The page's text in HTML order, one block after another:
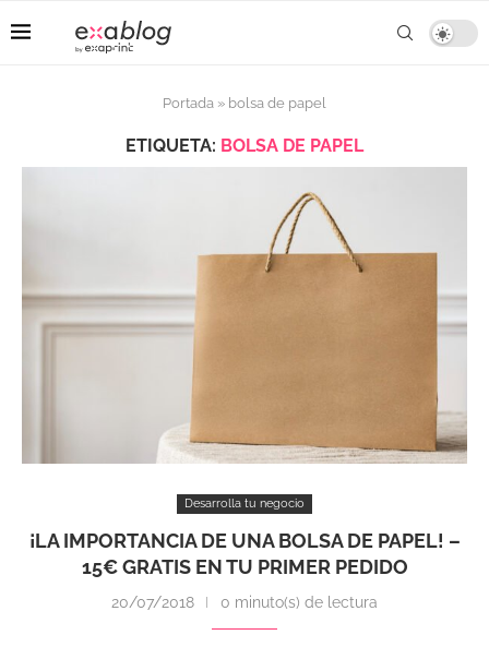
Portada » bolsa de papel
ETIQUETA: BOLSA DE PAPEL
Desarrolla tu negocio
¡LA IMPORTANCIA DE UNA BOLSA DE PAPEL! –
15€ GRATIS EN TU PRIMER PEDIDO
20/07/2018 0 minuto(s) de lectura